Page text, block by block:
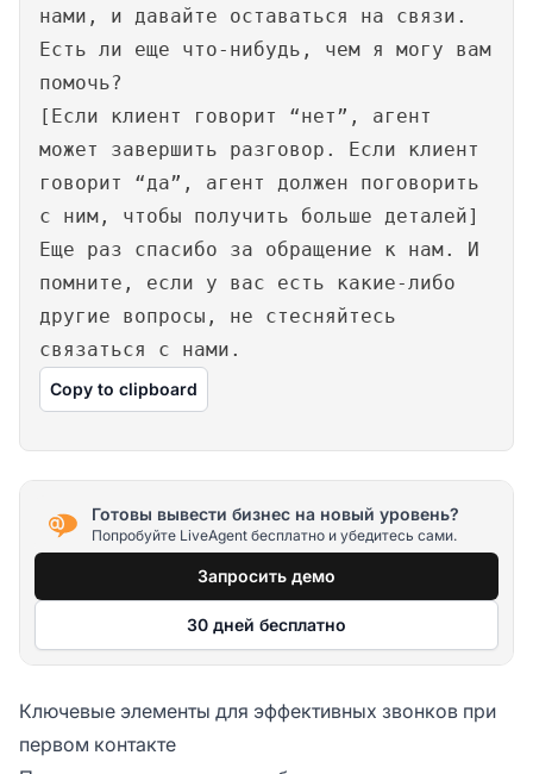
нами, и давайте оставаться на связи.
Есть ли еще что-нибудь, чем я могу вам
помочь?
[Если клиент говорит “нет”, агент
может завершить разговор. Если клиент
говорит “да”, агент должен поговорить
с ним, чтобы получить больше деталей]
Еще раз спасибо за обращение к нам. И
помните, если у вас есть какие-либо
другие вопросы, не стесняйтесь
связаться с нами.
Copy to clipboard
Готовы вывести бизнес на новый уровень?
Попробуйте LiveAgent бесплатно и убедитесь сами.
Запросить демо
30 дней бесплатно
Ключевые элементы для эффективных звонков при
первом контакте